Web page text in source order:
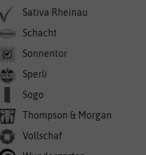
Sativa Rheinau
Schacht
Sonnentor
Sperli
Sogo
Thompson & Morgan
Vollschaf